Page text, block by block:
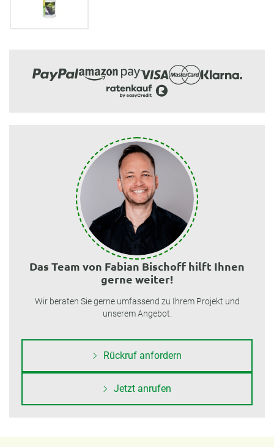
Das Team von Fabian Bischoff hilft Ihnen
gerne weiter!
Wir beraten Sie gerne umfassend zu Ihrem Projekt und
unserem Angebot.
Rückruf anfordern
Jetzt anrufen